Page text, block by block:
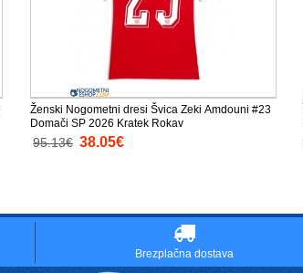
Ženski Nogometni dresi Švica Zeki Amdouni #23
Domači SP 2026 Kratek Rokav
95.13€ 38.05€
Brezplačna dostava